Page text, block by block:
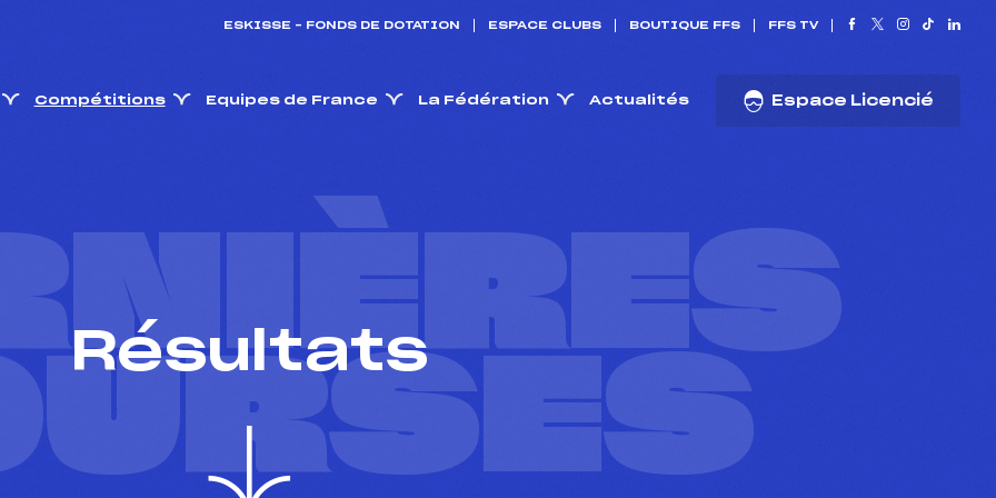
ESKISSE – FONDS DE DOTATION ESPACE CLUBS BOUTIQUE FFS FFS TV
Compétitions Equipes de France La Fédération Actualités Espace Licencié
Résultats